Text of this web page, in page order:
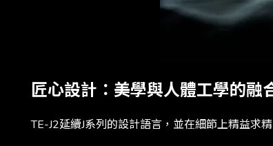
匠心設計：美學與人體工學的融
TE-J2延續J系列的設計語言，並在細節上精益求精